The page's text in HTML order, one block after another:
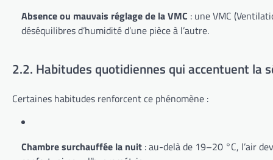
Absence ou mauvais réglage de la VMC : une VMC
déséquilibres d’humidité d’une pièce à l’autre.
2.2. Habitudes quotidiennes qui accentuent la
Certaines habitudes renforcent ce phénomène :
Chambre surchauffée la nuit : au-delà de 19–20 °C, l’air